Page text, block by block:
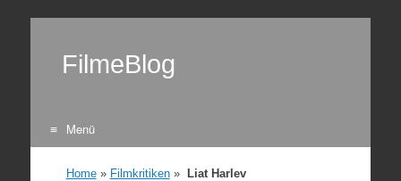
FilmeBlog
Menü
Home» Filmkritiken» Liat Harlev